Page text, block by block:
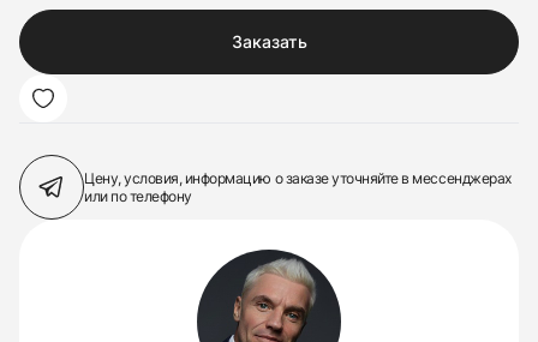
Заказать
Цену, условия, информацию о заказеуточняйте в мессенджерах
или по телефону